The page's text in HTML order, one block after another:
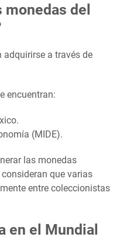
del
adquirirse a través de
encuentran:
(MIDE).
las monedas
que varias
entre coleccionistas
en el Mundial